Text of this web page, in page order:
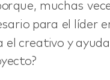
muchas
para el líder
creativo y